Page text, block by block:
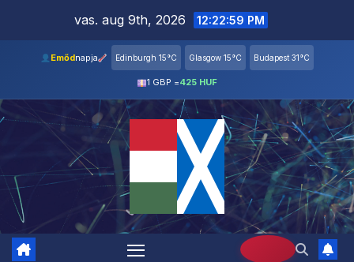
content
vas. aug 9th, 2026 12:22:59 PM
Emődnapja Edinburgh 15°C Glasgow 15°C Budapest 31°C
1 GBP =425 HUF